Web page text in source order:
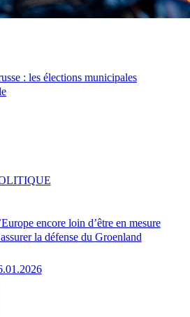
: les élections municipales
encore loin d’être en mesure
la défense du Groenland